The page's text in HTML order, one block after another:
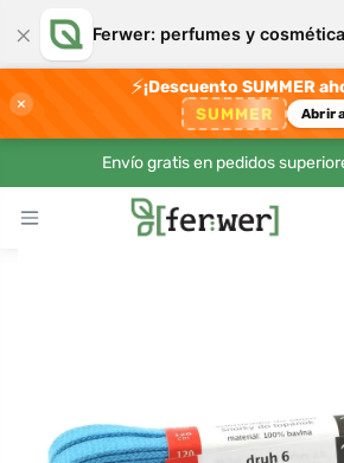
× Ferwer: perfumes y cosmética
×
⚡¡Descuento SUMMER
SUMMER Abrir
Envío gratis en pedidos